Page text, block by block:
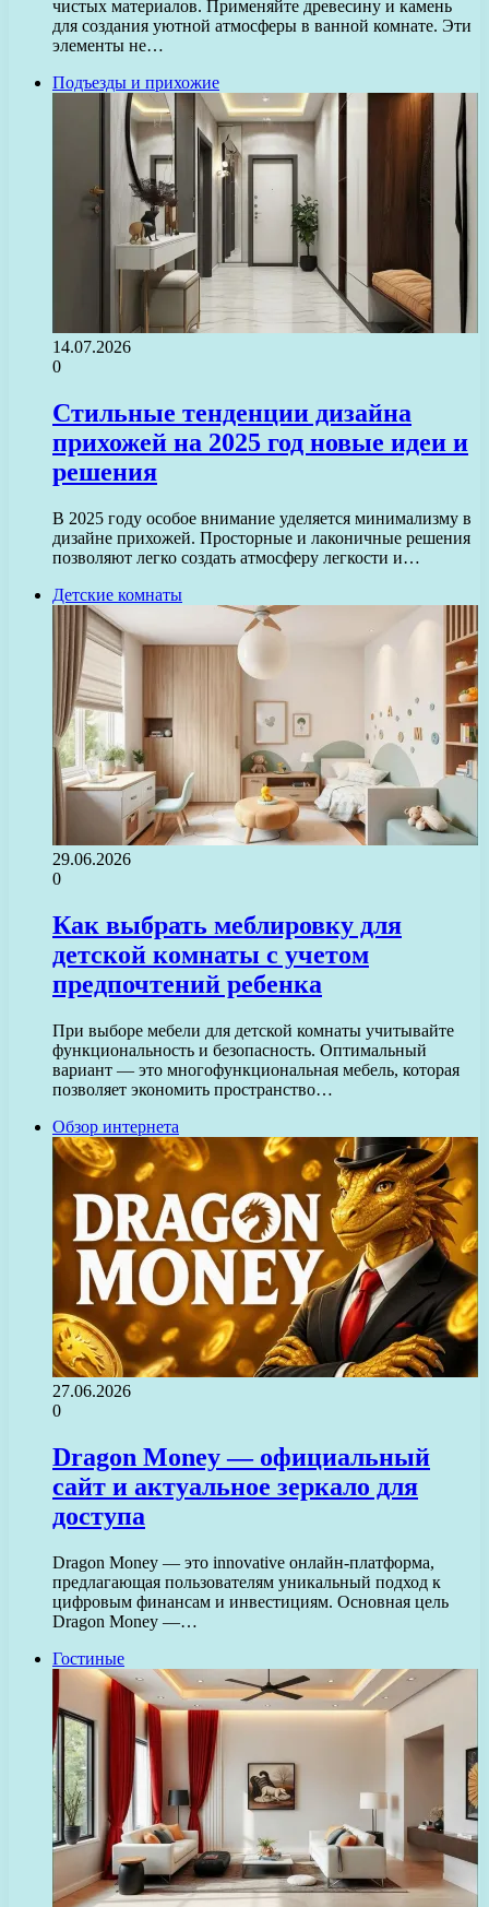
чистых материалов. Применяйте древесину и камень
для создания уютной атмосферы в ванной комнате. Эти
элементы не…
Подъезды и прихожие
14.07.2026
0
Стильные тенденции дизайна
прихожей на 2025 год новые идеи и
решения
В 2025 году особое внимание уделяется минимализму в
дизайне прихожей. Просторные и лаконичные решения
позволяют легко создать атмосферу легкости и…
Детские комнаты
29.06.2026
0
Как выбрать меблировку для
детской комнаты с учетом
предпочтений ребенка
При выборе мебели для детской комнаты учитывайте
функциональность и безопасность. Оптимальный
вариант — это многофункциональная мебель, которая
позволяет экономить пространство…
Обзор интернета
27.06.2026
0
Dragon Money — официальный
сайт и актуальное зеркало для
доступа
Dragon Money — это innovative онлайн-платформа,
предлагающая пользователям уникальный подход к
цифровым финансам и инвестициям. Основная цель
Dragon Money —…
Гостиные